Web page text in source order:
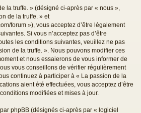
la truffe. » (désigné ci-après par « nous »,
de la truffe. » et
forum »), vous acceptez d’être légalement
Si vous n’acceptez pas d’être
les conditions suivantes, veuillez ne pas
de la truffe. ». Nous pouvons modifier ces
et nous essaierons de vous informer de
vous conseillons de vérifier régulièrement
continuez à participer à « La passion de la
aient été effectuées, vous acceptez d’être
modifiées et mises à jour.
phpBB (désignés ci-après par « logiciel